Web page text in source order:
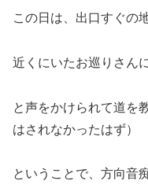
この日は、出口すぐの
近くにいたお巡りさん
と声をかけられて道を
はされなかったはず）
ということで、方向音